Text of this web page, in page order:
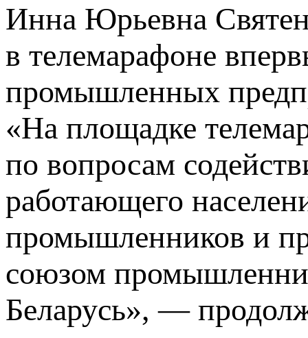
Инна Юрьевна
в телемарафоне
промышленных
«На площадке
по вопросам
работающего
промышленников и
союзом
Беларусь», —